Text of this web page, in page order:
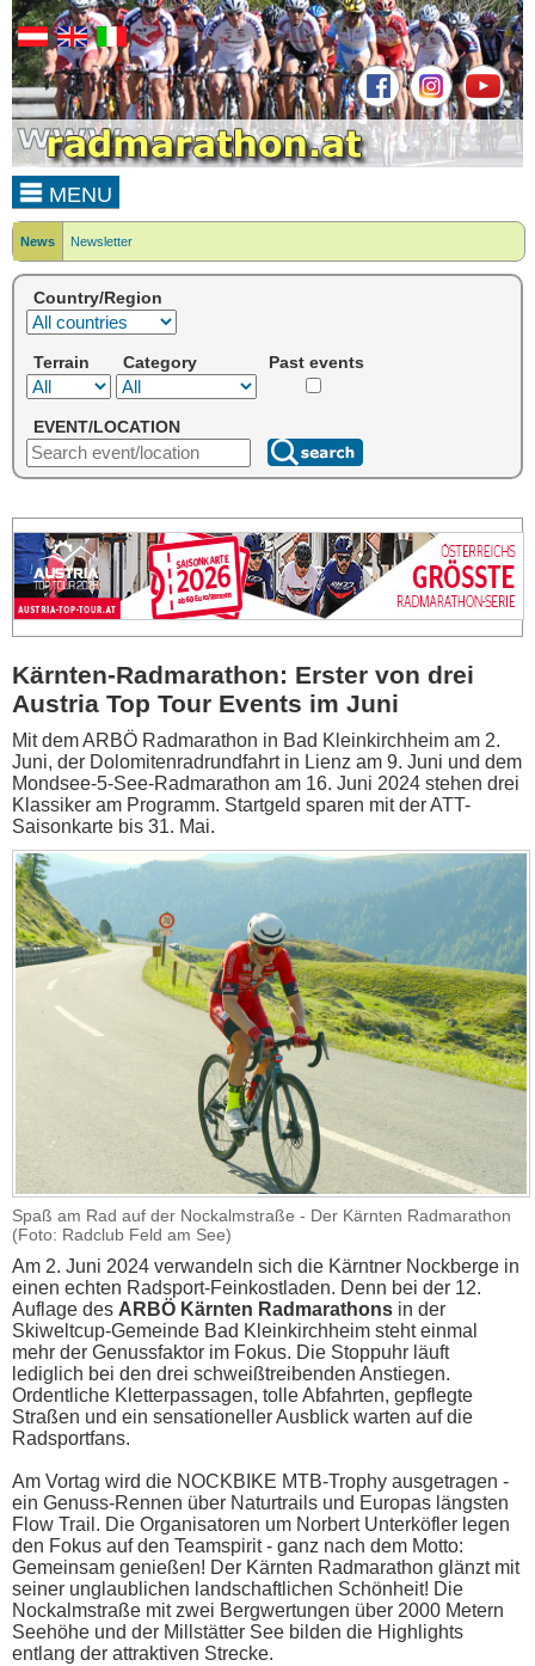
MENU
News Newsletter
Country/Region
Terrain Category Past events
EVENT/LOCATION
Kärnten-Radmarathon: Erster von drei
Austria Top Tour Events im Juni
Mit dem ARBÖ Radmarathon in Bad Kleinkirchheim am 2.
Juni, der Dolomitenradrundfahrt in Lienz am 9. Juni und dem
Mondsee-5-See-Radmarathon am 16. Juni 2024 stehen drei
Klassiker am Programm. Startgeld sparen mit der ATT-
Saisonkarte bis 31. Mai.
Spaß am Rad auf der Nockalmstraße - Der Kärnten Radmarathon
(Foto: Radclub Feld am See)
Am 2. Juni 2024 verwandeln sich die Kärntner Nockberge in
einen echten Radsport-Feinkostladen. Denn bei der 12.
Auflage des ARBÖ Kärnten Radmarathons in der
Skiweltcup-Gemeinde Bad Kleinkirchheim steht einmal
mehr der Genussfaktor im Fokus. Die Stoppuhr läuft
lediglich bei den drei schweißtreibenden Anstiegen.
Ordentliche Kletterpassagen, tolle Abfahrten, gepflegte
Straßen und ein sensationeller Ausblick warten auf die
Radsportfans.
Am Vortag wird die NOCKBIKE MTB-Trophy ausgetragen -
ein Genuss-Rennen über Naturtrails und Europas längsten
Flow Trail. Die Organisatoren um Norbert Unterköfler legen
den Fokus auf den Teamspirit - ganz nach dem Motto:
Gemeinsam genießen! Der Kärnten Radmarathon glänzt mit
seiner unglaublichen landschaftlichen Schönheit! Die
Nockalmstraße mit zwei Bergwertungen über 2000 Metern
Seehöhe und der Millstätter See bilden die Highlights
entlang der attraktiven Strecke.